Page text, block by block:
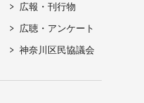
広報・刊行物
広聴・アンケート
神奈川区民協議会